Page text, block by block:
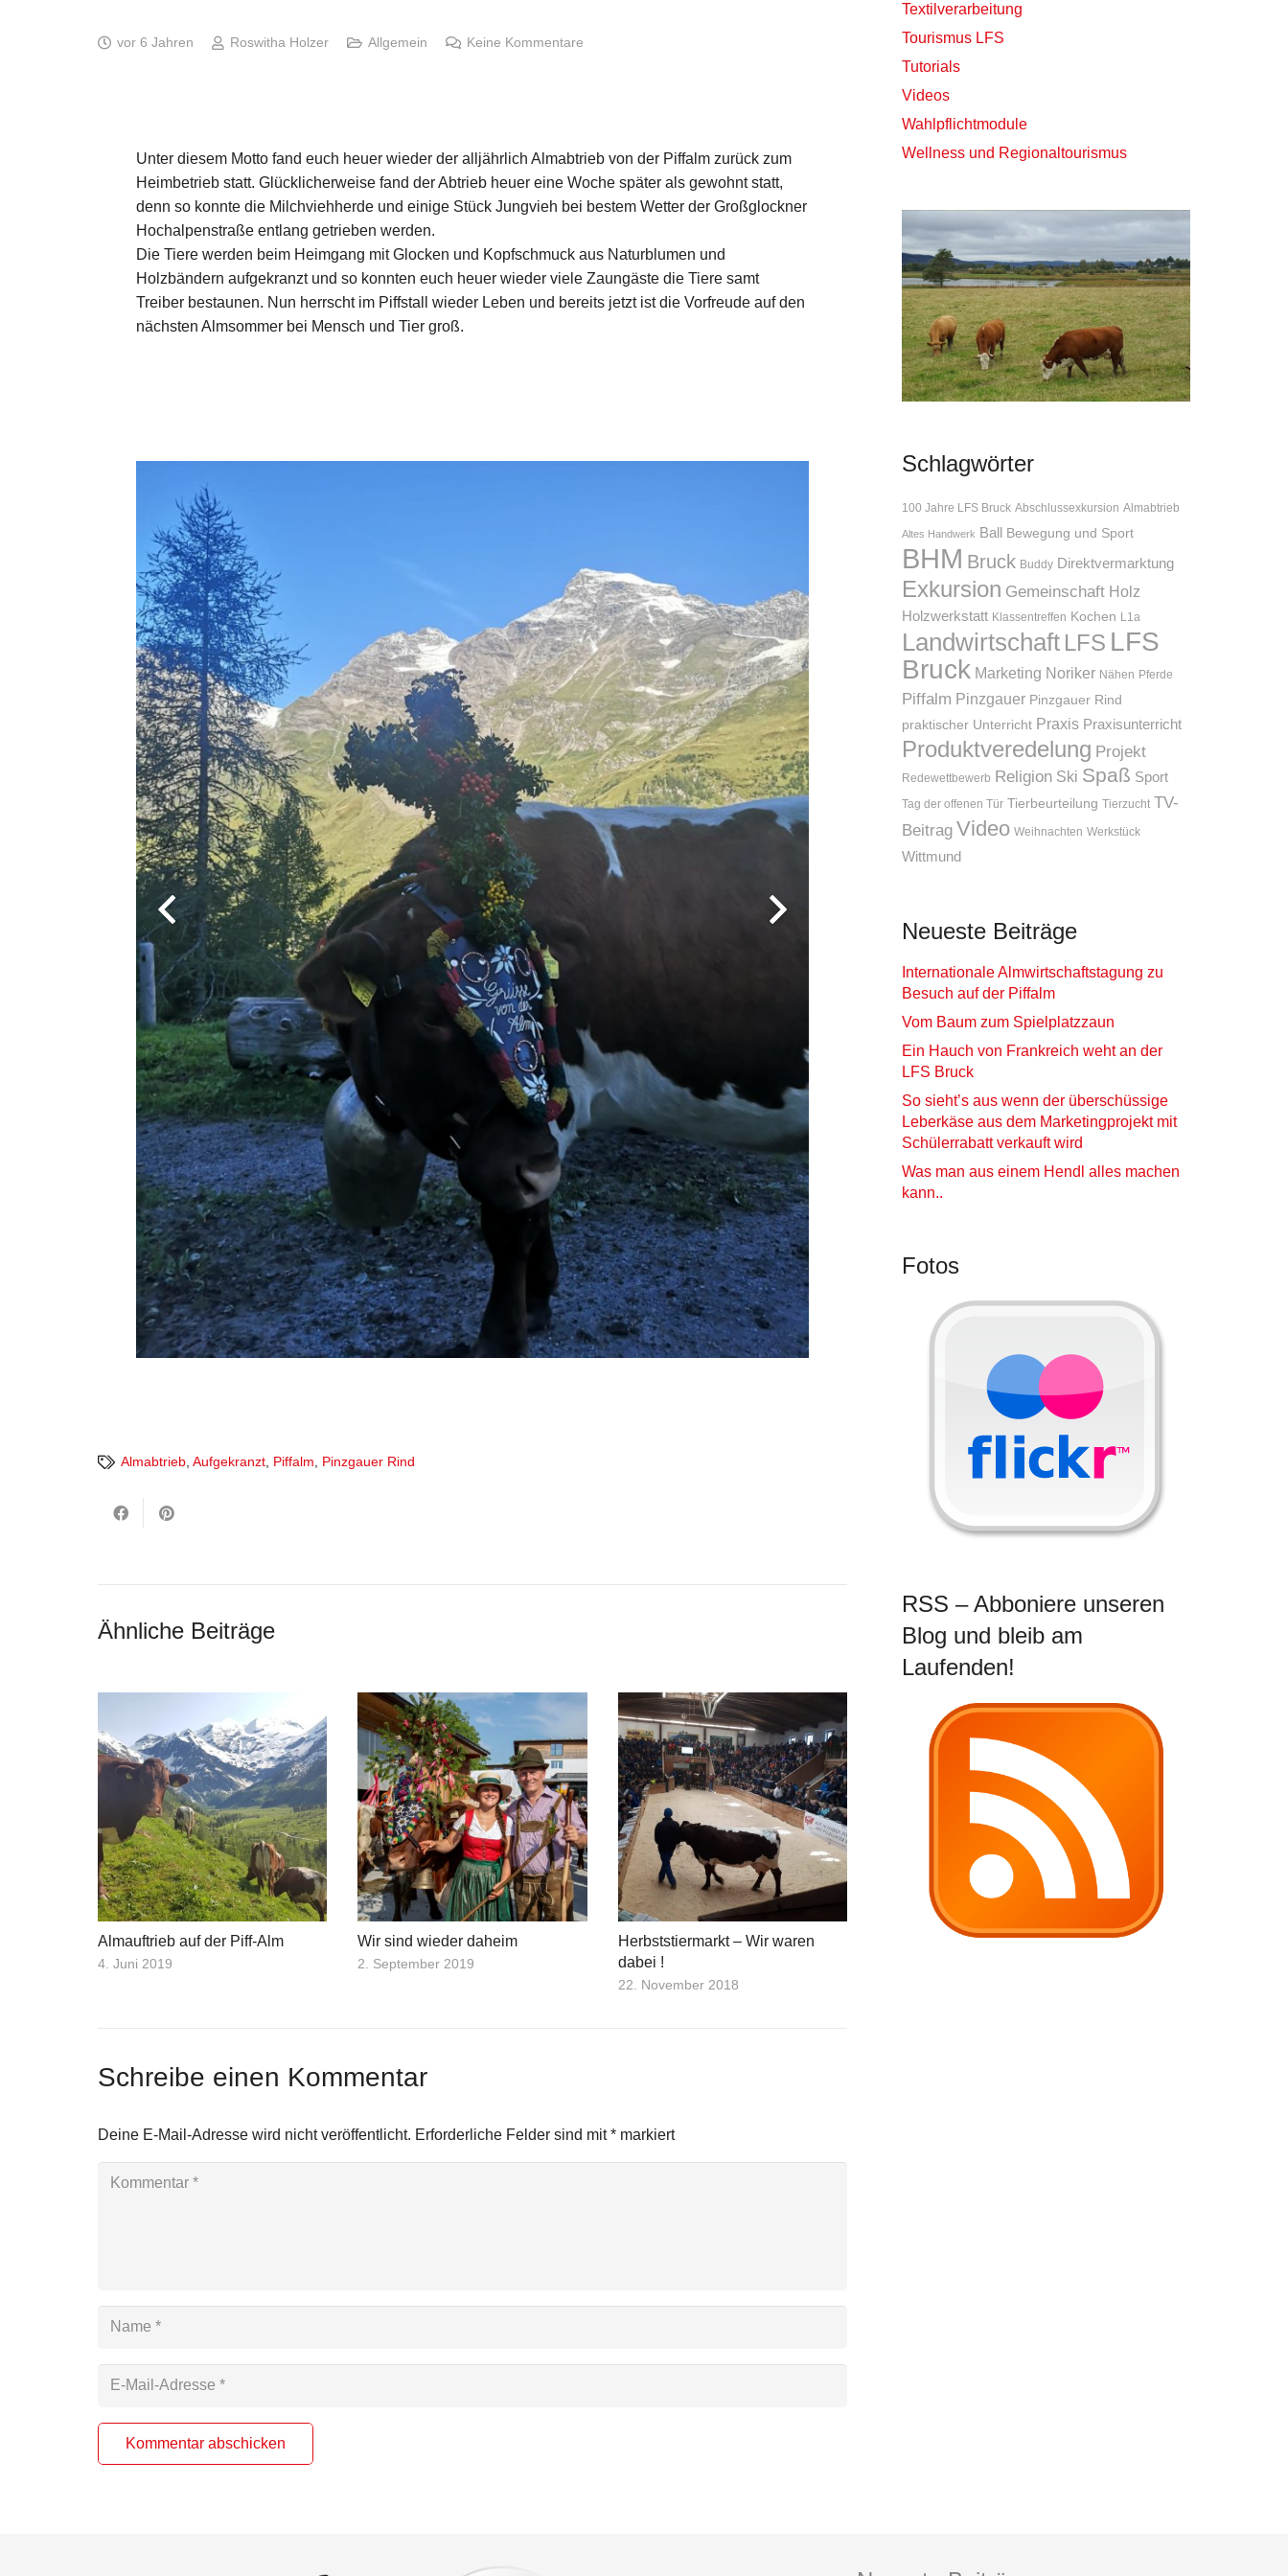
vor 6 Jahren Roswitha Holzer Allgemein Keine Kommentare
Unter diesem Motto fand euch heuer wieder der alljährlich Almabtrieb von der Piffalm zurück zum
Heimbetrieb statt. Glücklicherweise fand der Abtrieb heuer eine Woche später als gewohnt statt,
denn so konnte die Milchviehherde und einige Stück Jungvieh bei bestem Wetter der Großglockner
Hochalpenstraße entlang getrieben werden.
Die Tiere werden beim Heimgang mit Glocken und Kopfschmuck aus Naturblumen und
Holzbändern aufgekranzt und so konnten euch heuer wieder viele Zaungäste die Tiere samt
Treiber bestaunen. Nun herrscht im Piffstall wieder Leben und bereits jetzt ist die Vorfreude auf den
nächsten Almsommer bei Mensch und Tier groß.
Almabtrieb, Aufgekranzt, Piffalm Pinzgauer Rind
Ähnliche Beiträge
Almauftrieb auf der Piff-Alm
4. Juni 2019
Wir sind wieder daheim
2. September 2019
Herbststiermarkt – Wir waren
dabei !
22. November 2018
Schreibe einen Kommentar
Deine E-Mail-Adresse wird nicht veröffentlicht. Erforderliche Felder sind mit* markiert
Kommentar abschicken
Textilverarbeitung
Tourismus LFS
Tutorials
Videos
Wahlpflichtmodule
Wellness und Regionaltourismus
Schlagwörter
100 Jahre LFS Bruck Abschlussexkursion Almabtrieb
Altes Handwerk Ball Bewegung und Sport
BHM Bruck Buddy Direktvermarktung
Exkursion Gemeinschaft Holz
Holzwerkstatt Klassentreffen Kochen L1a
Landwirtschaft LFS LFS
Bruck Marketing Noriker Nähen Pferde
Piffalm Pinzgauer Pinzgauer Rind
praktischer Unterricht Praxis Praxisunterricht
Produktveredelung Projekt
Redewettbewerb Religion Ski Spaß Sport
Tag der offenen Tür Tierbeurteilung Tierzucht TV-
Beitrag Video Weihnachten Werkstück
Wittmund
Neueste Beiträge
Internationale Almwirtschaftstagung zu
Besuch auf der Piffalm
Vom Baum zum Spielplatzzaun
Ein Hauch von Frankreich weht an der
LFS Bruck
So sieht’s aus wenn der überschüssige
Leberkäse aus dem Marketingprojekt mit
Schülerrabatt verkauft wird
Was man aus einem Hendl alles machen
kann..
Fotos
RSS – Abboniere unseren
Blog und bleib am
Laufenden!